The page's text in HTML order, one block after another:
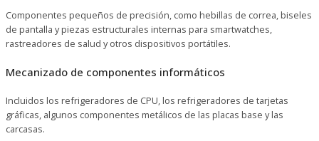
Componentes pequeños de precisión, como hebillas de correa, biseles
de pantalla y piezas estructurales internas para smartwatches,
rastreadores de salud y otros dispositivos portátiles.
Mecanizado de componentes informáticos
Incluidos los refrigeradores de CPU, los refrigeradores de tarjetas
gráficas, algunos componentes metálicos de las placas base y las
carcasas.